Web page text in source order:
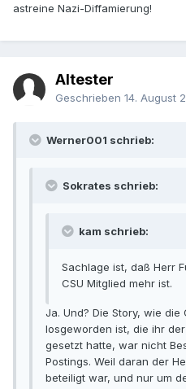
astreine Nazi-Diffamierung!
Ältester
Geschrieben 14. August
Werner001 schrieb:
Sokrates schrieb:
kam schrieb:
Sachlage ist, daß Herr
CSU Mitglied mehr ist.
Ja. Und? Die Story, wie
losgeworden ist, die ihr
gesetzt hatte, war nicht
Postings. Weil daran der
beteiligt war, und nur um